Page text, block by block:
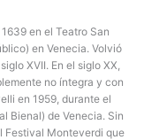
en el Teatro San
en Venecia. Volvió
XVII. En el siglo XX,
no íntegra y con
en 1959, durante el
Bienal) de Venecia. Sin
Festival Monteverdi que